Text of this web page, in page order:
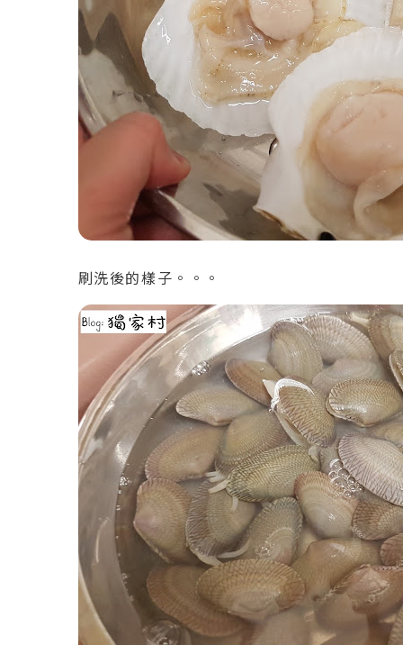
刷洗後的樣子。。。